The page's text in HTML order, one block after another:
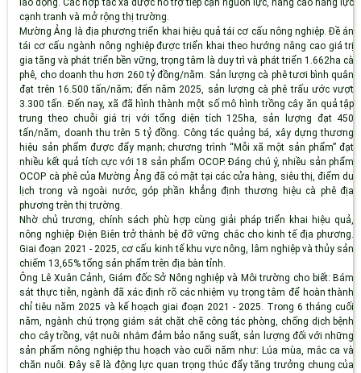
lao động. Các hợp tác xã được hỗ trợ tiếp cận nguồn lực, nâng cao năng lực
cạnh tranh và mở rộng thị trường.
Mường Ảng là địa phương triển khai hiệu quả tái cơ cấu nông nghiệp. Đề án
tái cơ cấu ngành nông nghiệp được triển khai theo hướng nâng cao giá trị
gia tăng và phát triển bền vững, trọng tâm là duy trì và phát triển 1.662ha cà
phê, cho doanh thu hơn 260 tỷ đồng/năm. Sản lượng cà phê tươi bình quân
đạt trên 16.500 tấn/năm; đến năm 2025, sản lượng cà phê trấu ước vượt
3.300 tấn. Đến nay, xã đã hình thành một số mô hình trồng cây ăn quả tập
trung theo chuỗi giá trị với tổng diện tích 125ha, sản lượng đạt 450
tấn/năm, doanh thu trên 5 tỷ đồng. Công tác quảng bá, xây dựng thương
hiệu sản phẩm được đẩy mạnh; chương trình “Mỗi xã một sản phẩm” đạt
nhiều kết quả tích cực với 18 sản phẩm OCOP. Đáng chú ý, nhiều sản phẩm
OCOP cà phê của Mường Ảng đã có mặt tại các cửa hàng, siêu thị, điểm du
lịch trong và ngoài nước, góp phần khẳng định thương hiệu cà phê địa
phương trên thị trường.
Nhờ chủ trương, chính sách phù hợp cùng giải pháp triển khai hiệu quả,
nông nghiệp Điện Biên trở thành bệ đỡ vững chắc cho kinh tế địa phương.
Giai đoạn 2021 - 2025, cơ cấu kinh tế khu vực nông, lâm nghiệp và thủy sản
chiếm 13,65% tổng sản phẩm trên địa bàn tỉnh.
Ông Lê Xuân Cảnh, Giám đốc Sở Nông nghiệp và Môi trường cho biết: Bám
sát thực tiễn, ngành đã xác định rõ các nhiệm vụ trọng tâm để hoàn thành
chỉ tiêu năm 2025 và kế hoạch giai đoạn 2021 - 2025. Trong 6 tháng cuối
năm, ngành chú trọng giám sát chặt chẽ công tác phòng, chống dịch bệnh
cho cây trồng, vật nuôi nhằm đảm bảo năng suất, sản lượng đối với những
sản phẩm nông nghiệp thu hoạch vào cuối năm như: Lúa mùa, mắc ca và
chăn nuôi. Đây sẽ là động lực quan trọng thúc đẩy tăng trưởng chung của